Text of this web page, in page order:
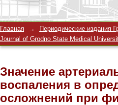
Значение
определении
Главная →
Периодические издания
Journal of Grodno State Medical
Значение
воспаления в
осложнений при